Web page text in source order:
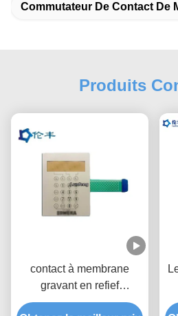
Commutateur De Contact De
Produits
contact à membrane
gravant en refief
imperméable de